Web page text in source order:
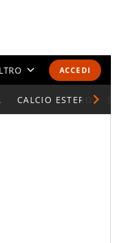
ACCEDI
CALENDARI E CLASSIFICHE
CALCIO ESTERO